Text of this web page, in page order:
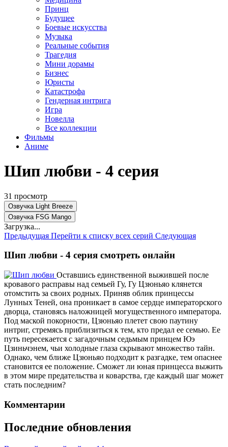
Принц
Будущее
Боевые искусства
Музыка
Реальные события
Трагедия
Мини дорамы
Бизнес
Юристы
Катастрофа
Гендерная интрига
Игра
Новелла
Все коллекции
Фильмы
Аниме
Шип любви - 4 серия
31 просмотр
Озвучка Light Breeze
Озвучка FSG Mango
Загрузка...
Предыдущая Перейти к списку всех серий Следующая
Шип любви - 4 серия смотреть онлайн
Оставшись единственной выжившей после
кровавого расправы над семьей Гу, Гу Цзюньяо клянется
отомстить за своих родных. Приняв облик принцессы
Лунных Теней, она проникает в самое сердце императорского
дворца, становясь наложницей могущественного императора.
Под маской покорности, Цзюньяо плетет свою паутину
интриг, стремясь приблизиться к тем, кто предал ее семью. Ее
путь пересекается с загадочным седьмым принцем Юэ
Цзиньчэнем, чьи холодные глаза скрывают множество тайн.
Однако, чем ближе Цзюньяо подходит к разгадке, тем опаснее
становится ее положение. Сможет ли юная принцесса выжить
в этом мире предательства и коварства, где каждый шаг может
стать последним?
Комментарии
Последние обновления